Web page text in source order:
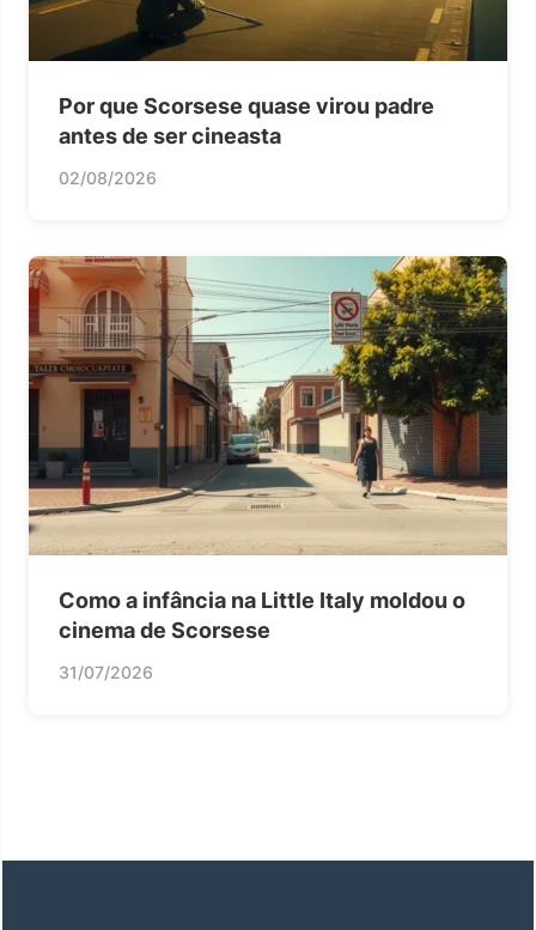
Por que Scorsese quase virou padre
antes de ser cineasta
02/08/2026
Como a infância na Little Italy moldou o
cinema de Scorsese
31/07/2026